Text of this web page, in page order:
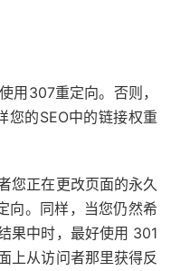
用307重定向。否则，
您的SEO中的链接权重
您正在更改页面的永久
向。同样，当您仍然希
果中时，最好使用 301
上从访问者那里获得反